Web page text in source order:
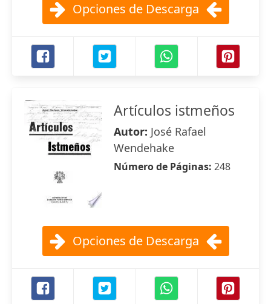
Opciones de Descarga
Artículos istmeños
Autor: José Rafael
Wendehake
Número de Páginas: 248
Opciones de Descarga